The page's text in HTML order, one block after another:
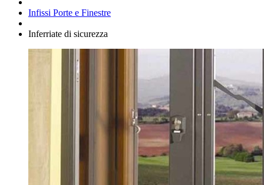
Infissi Porte e Finestre
Inferriate di sicurezza